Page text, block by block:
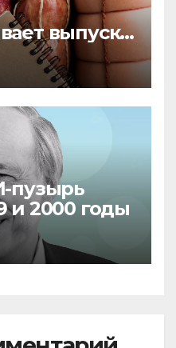
выпуск
пузырь
и 2000 годы